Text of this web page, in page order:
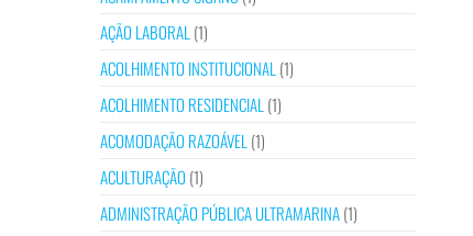
AÇÃO LABORAL (1)
ACOLHIMENTO INSTITUCIONAL (1)
ACOLHIMENTO RESIDENCIAL (1)
ACOMODAÇÃO RAZOÁVEL (1)
ACULTURAÇÃO (1)
ADMINISTRAÇÃO PÚBLICA ULTRAMARINA(1)